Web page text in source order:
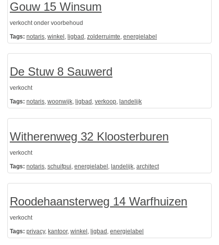
Gouw 15 Winsum
verkocht onder voorbehoud
Tags: notaris, winkel , ligbad , zolderruimte, energielabel
De Stuw 8 Sauwerd
verkocht
Tags: notaris, woonwijk, ligbad , verkoop, landelijk
Witherenweg 32 Kloosterburen
verkocht
Tags: notaris, schuifpui, energielabel , landelijk, architect
Roodehaansterweg 14 Warfhuizen
verkocht
Tags: privacy, kantoor, winkel , ligbad , energielabel